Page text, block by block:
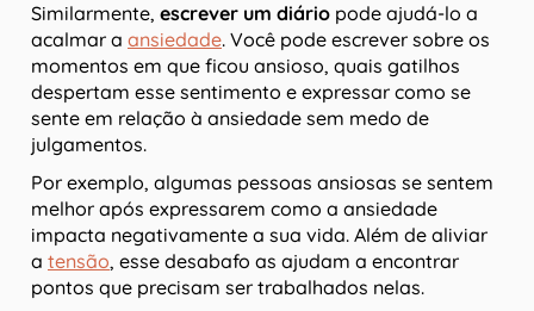
Similarmente, escrever um diário pode ajudá-lo a
acalmar a ansiedade. Você pode escrever sobre os
momentos em que ficou ansioso, quais gatilhos
despertam esse sentimento e expressar como se
sente em relação à ansiedade sem medo de
julgamentos.
Por exemplo, algumas pessoas ansiosas se sentem
melhor após expressarem como a ansiedade
impacta negativamente a sua vida. Além de aliviar
a tensão, esse desabafo as ajudam a encontrar
pontos que precisam ser trabalhados nelas.